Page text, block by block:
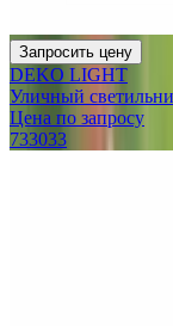
Запросить цену
DEKO LIGHT
Уличный
Цена по запросу
733033